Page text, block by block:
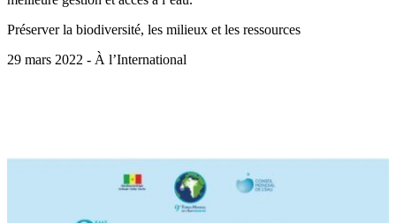
Préserver la biodiversité, les milieux et les ressources
29 mars 2022 - À l’International